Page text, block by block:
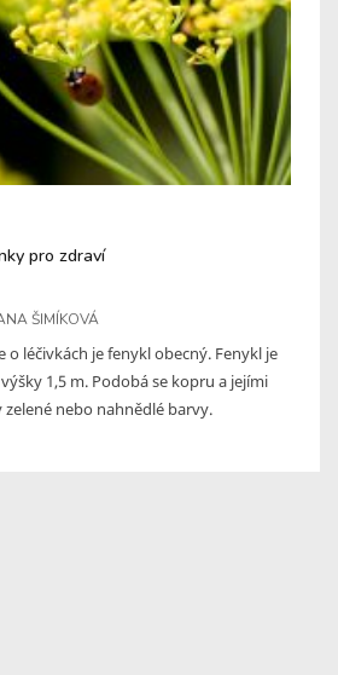
pro zdraví
ŠIMÍKOVÁ
o léčivkách je fenykl obecný. Fenykl je
1,5 m. Podobá se kopru a jejími
nebo nahnědlé barvy.